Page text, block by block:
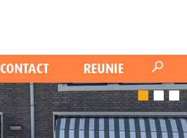
CONTACT REUNIE